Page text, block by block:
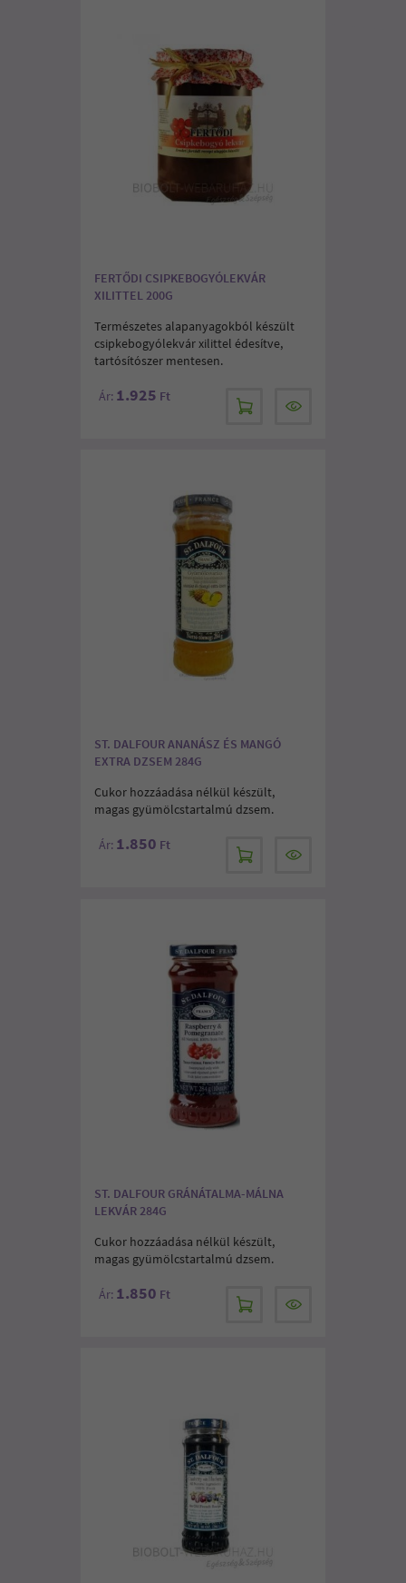
FERTŐDI CSIPKEBOGYÓLEKVÁR
XILITTEL 200G
Természetes alapanyagokból készült
csipkebogyólekvár xilittel édesítve,
tartósítószer mentesen.
Ár: 1.925 Ft
ST. DALFOUR ANANÁSZ ÉS MANGÓ
EXTRA DZSEM 284G
Cukor hozzáadása nélkül készült,
magas gyümölcstartalmú dzsem.
Ár: 1.850 Ft
ST. DALFOUR GRÁNÁTALMA-MÁLNA
LEKVÁR 284G
Cukor hozzáadása nélkül készült,
magas gyümölcstartalmú dzsem.
Ár: 1.850 Ft